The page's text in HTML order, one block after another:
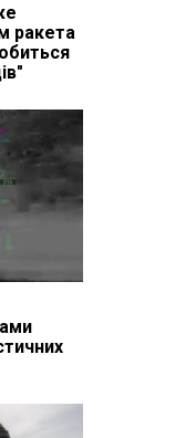
ракета